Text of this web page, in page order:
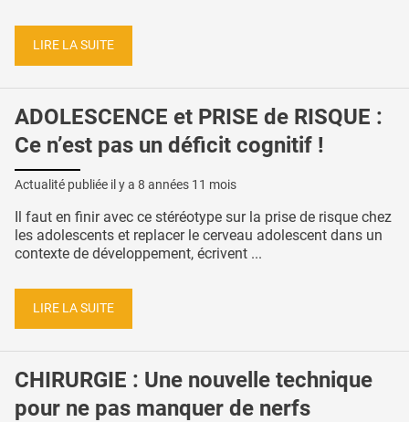
LIRE LA SUITE
ADOLESCENCE et PRISE de RISQUE :
Ce n’est pas un déficit cognitif !
Actualité publiée il y a 8 années 11 mois
Il faut en finir avec ce stéréotype sur la prise de risque chez
les adolescents et replacer le cerveau adolescent dans un
contexte de développement, écrivent ...
LIRE LA SUITE
CHIRURGIE : Une nouvelle technique
pour ne pas manquer de nerfs